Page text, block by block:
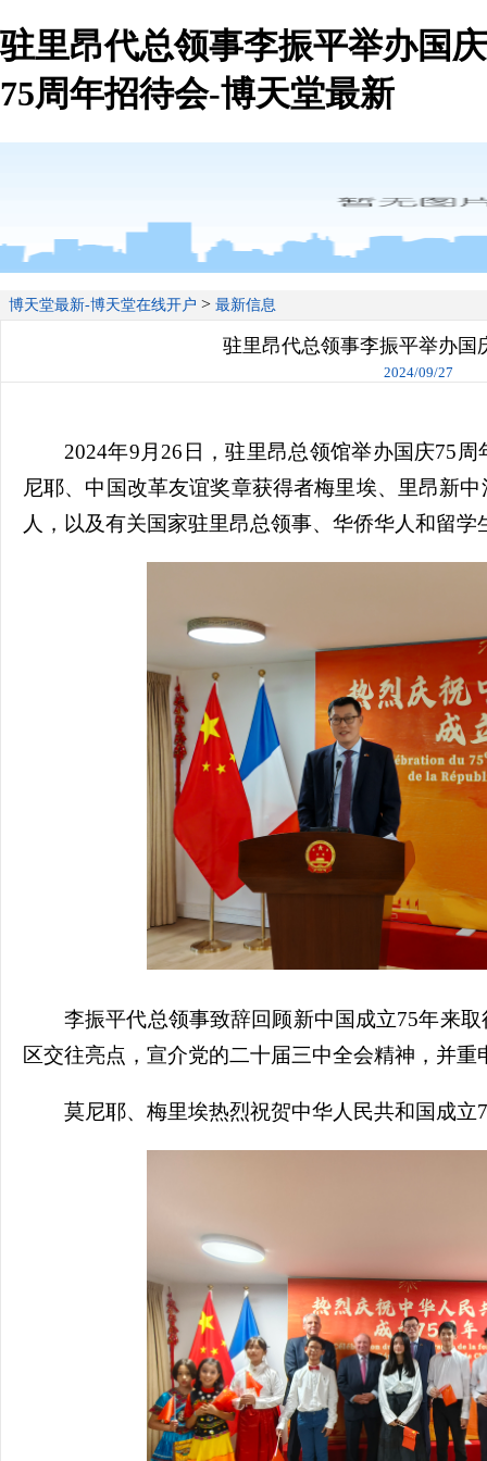
驻里昂代总领事李振平举办国庆
75周年招待会-博天堂最新
博天堂最新-博天堂在线开户 > 最新信息
驻里昂代总领事李振平举办国
2024/09/27
2024年9月26日，驻里昂总领馆举办国庆75
尼耶、中国改革友谊奖章获得者梅里埃、里昂新中
人，以及有关国家驻里昂总领事、华侨华人和留学
李振平代总领事致辞回顾新中国成立75年来
区交往亮点，宣介党的二十届三中全会精神，并重
莫尼耶、梅里埃热烈祝贺中华人民共和国成